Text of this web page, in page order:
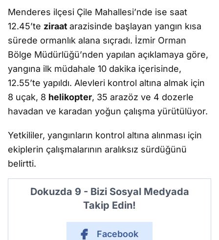
Menderes ilçesi Çile Mahallesi’nde ise saat
12.45’te ziraat arazisinde başlayan yangın kısa
sürede ormanlık alana sıçradı. İzmir Orman
Bölge Müdürlüğü’nden yapılan açıklamaya göre,
yangına ilk müdahale 10 dakika içerisinde,
12.55’te yapıldı. Alevleri kontrol altına almak için
8 uçak, 8 helikopter, 35 arazöz ve 4 dozerle
havadan ve karadan yoğun çalışma yürütülüyor.
Yetkililer, yangınların kontrol altına alınması için
ekiplerin çalışmalarının aralıksız sürdüğünü
belirtti.
Dokuzda 9 - Bizi Sosyal Medyada
Takip Edin!
Facebook